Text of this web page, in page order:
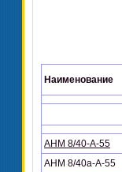
Наименование
АНМ 8/40-А-55
АНМ 8/40а-А-55